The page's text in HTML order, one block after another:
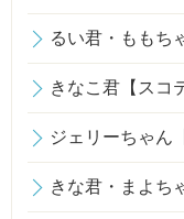
るい君・ももち
きなこ君【スコ
ジェリーちゃん
きな君・まよち